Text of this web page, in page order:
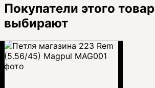
Покупатели этого
выбирают